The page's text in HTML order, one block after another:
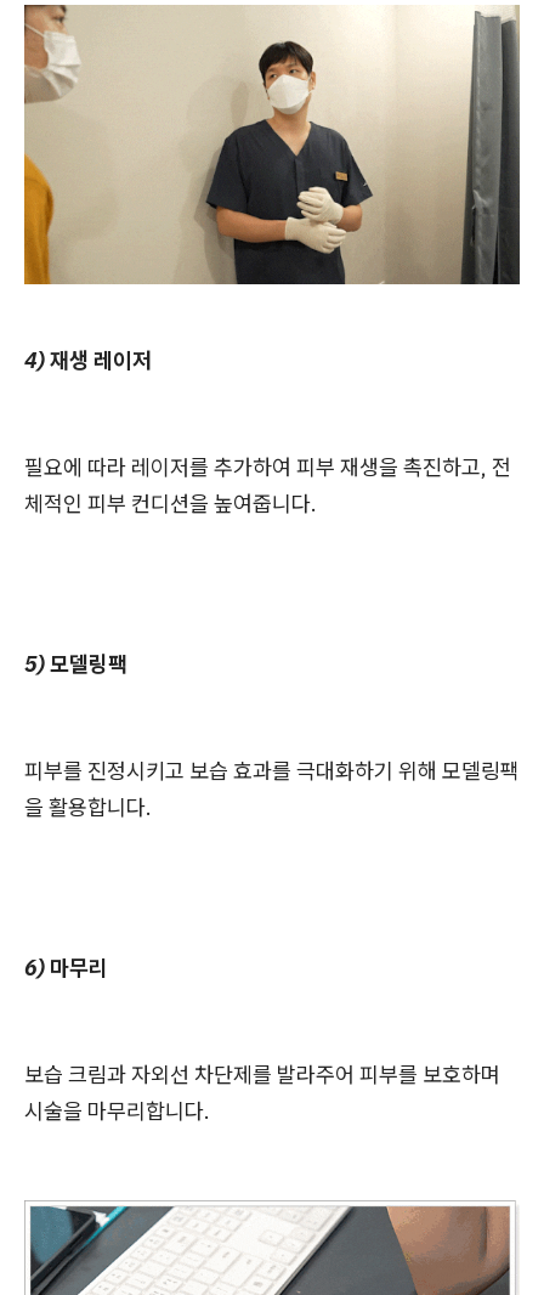
4) 재생 레이저
필요에 따라 레이저를 추가하여 피부 재생을 촉진하고, 전
체적인 피부 컨디션을 높여줍니다.
5) 모델링팩
피부를 진정시키고 보습 효과를 극대화하기 위해 모델링팩
을 활용합니다.
6) 마무리
보습 크림과 자외선 차단제를 발라주어 피부를 보호하며
시술을 마무리합니다.